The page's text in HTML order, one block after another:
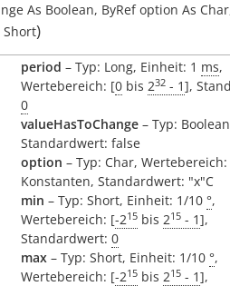
As Boolean, ByRef option As Char
Short)
period – Typ: Long, Einheit: 1 ms,
Wertebereich: [0 bis 232 - 1],
0
valueHasToChange – Typ:
Standardwert: false
option – Typ: Char,
Konstanten, Standardwert: "x"C
min – Typ: Short, Einheit: 1/10 °,
Wertebereich: [-215 bis 215 - 1],
Standardwert: 0
max – Typ: Short, Einheit: 1/10 °,
Wertebereich: [-215 bis 215 - 1],